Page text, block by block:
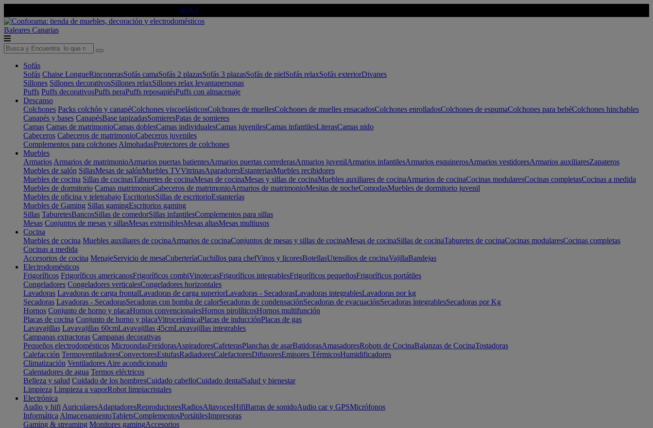
AQUÍ
Baleares Canarias
Sofás
Sofás Chaise LongueRinconerasSofás camaSofás 2 plazasSofás 3 plazasSofás de pielSofás relaxSofás exteriorDivanes
Sillones Sillones decorativosSillones relaxSillones relax levantapersonas
Puffs Puffs decorativosPuffs peraPuffs reposapiésPuffs con almacenaje
Descanso
Colchones Packs colchón y canapéColchones viscoelásticosColchones de muellesColchones de muelles ensacadosColchones enrolladosColchones de espumaColchones para bebéColchones hinchables
Canapés y bases CanapésBase tapizadasSomieresPatas de somieres
Camas Camas de matrimonioCamas doblesCamas individualesCamas juvenilesCamas infantilesLiterasCamas nido
Cabeceros Cabeceros de matrimonioCabeceros juveniles
Complementos para colchones AlmohadasProtectores de colchones
Muebles
Armarios Armarios de matrimonioArmarios puertas batientesArmarios puertas correderasArmarios juvenilArmarios infantilesArmarios esquinerosArmarios vestidoresArmarios auxiliaresZapateros
Muebles de salón SillasMesas de salónMuebles TVVitrinasAparadoresEstanteriasMuebles recibidores
Muebles de cocina Sillas de cocinasTaburetes de cocinaMesas de cocinaMesas y sillas de cocinaMuebles auxiliares de cocinaArmarios de cocinaCocinas modularesCocinas completasCocinas a medida
Muebles de dormitorio Camas matrimonioCabeceros de matrimonioArmarios de matrimonioMesitas de nocheComodasMuebles de dormitorio juvenil
Muebles de oficina y teletrabajo EscritoriosSillas de escritorioEstanterías
Muebles de Gaming Sillas gamingEscritorios gaming
Sillas TaburetesBancosSillas de comedorSillas infantilesComplementos para sillas
Mesas Conjuntos de mesas y sillasMesas extensiblesMesas altasMesas multiusos
Cocina
Muebles de cocina Muebles auxiliares de cocinaArmarios de cocinaConjuntos de mesas y sillas de cocinaMesas de cocinaSillas de cocinaTaburetes de cocinaCocinas modularesCocinas completas
Cocinas a medida
Accesorios de cocina MenajeServicio de mesaCuberteríaCuchillos para chefVinos y licoresBotellasUtensilios de cocinaVajillaBandejas
Electrodomésticos
Frigoríficos Frigoríficos americanosFrigoríficos combiVinotecasFrigoríficos integrablesFrigoríficos pequeñosFrigoríficos portátiles
Congeladores Congeladores verticalesCongeladores horizontales
Lavadoras Lavadoras de carga frontalLavadoras de carga superiorLavadoras - SecadorasLavadoras integrablesLavadoras por kg
Secadoras Lavadoras - SecadorasSecadoras con bomba de calorSecadoras de condensaciónSecadoras de evacuaciónSecadoras integrablesSecadoras por Kg
Hornos Conjunto de horno y placaHornos convencionalesHornos pirolíticosHornos multifunción
Placas de cocina Conjunto de horno y placaVitrocerámicaPlacas de inducciónPlacas de gas
Lavavajillas Lavavajillas 60cmLavavajillas 45cmLavavajillas integrables
Campanas extractoras Campanas decorativas
Pequeños electrodomésticos MicroondasFreidorasAspiradoresCafeterasPlanchas de asarBatidorasAmasadoresRobots de CocinaBalanzas de CocinaTostadoras
Calefacción TermoventiladoresConvectoresEstufasRadiadoresCalefactoresDifusoresEmisores TérmicosHumidificadores
Climatización Ventiladores Aire acondicionado
Calentadores de agua Termos eléctricos
Belleza y salud Cuidado de los hombresCuidado cabelloCuidado dentalSalud y bienestar
Limpieza Limpieza a vaporRobot limpiacristales
Electrónica
Audio y hifi AuricularesAdaptadoresReproductoresRadiosAltavocesHifiBarras de sonidoAudio car y GPSMicrófonos
Informática AlmacenamientoTabletsComplementosPortátilesImpresoras
Gaming & streaming Monitores gamingAccesorios